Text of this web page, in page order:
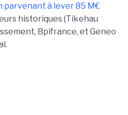
parvenant à lever 85 M€
historiques (Tikehau
Bpifrance, et Geneo